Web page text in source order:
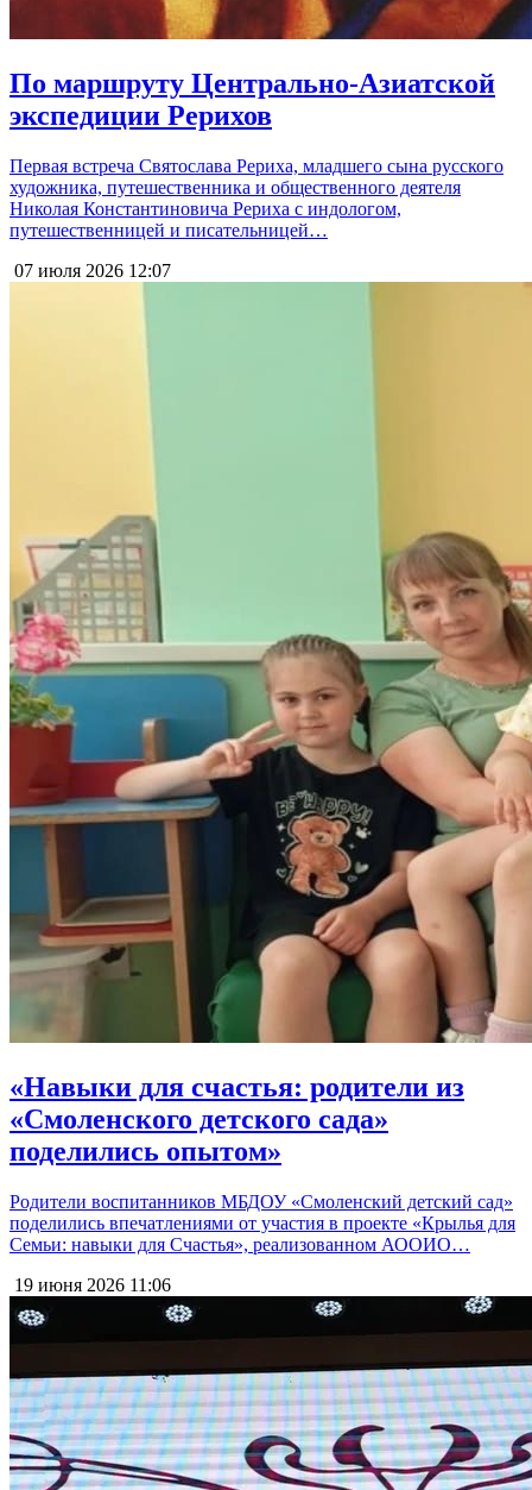
По маршруту Центрально-Азиатской
экспедиции Рерихов
Первая встреча Святослава Рериха, младшего сына русского
художника, путешественника и общественного деятеля
Николая Константиновича Рериха с индологом,
путешественницей и писательницей…
07 июля 2026 12:07
«Навыки для счастья: родители из
«Смоленского детского сада»
поделились опытом»
Родители воспитанников МБДОУ «Смоленский детский сад»
поделились впечатлениями от участия в проекте «Крылья для
Семьи: навыки для Счастья», реализованном АООИО…
19 июня 2026 11:06